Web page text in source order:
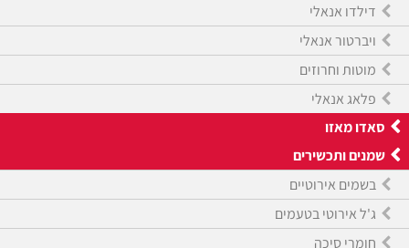
דילדו אנאלי
ויברטור אנאלי
מוטות וחרוזים
פלאג אנאלי
סאדו מאזו
שמנים ותכשירים
בשמים אירוטיים
ג'ל אירוטי בטעמים
חומרי סיכה